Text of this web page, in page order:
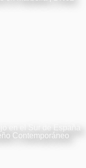
en el Sur de España
Contemporáneo
Ver Detalles